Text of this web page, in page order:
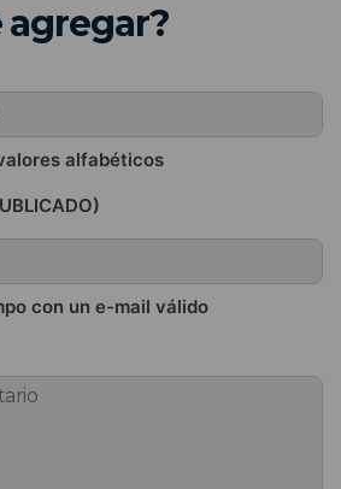
alfabéticos
con un e-mail válido